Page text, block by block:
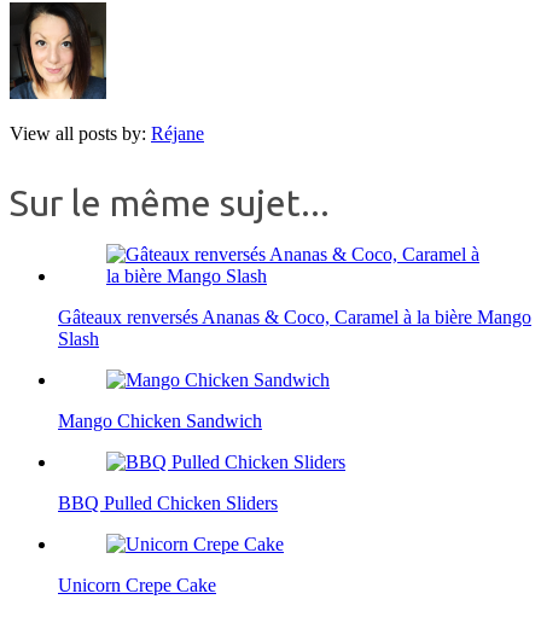
View all posts by: Réjane
Sur le même sujet...
Gâteaux renversés Ananas & Coco, Caramel à la bière Mango
Slash
Mango Chicken Sandwich
BBQ Pulled Chicken Sliders
Unicorn Crepe Cake